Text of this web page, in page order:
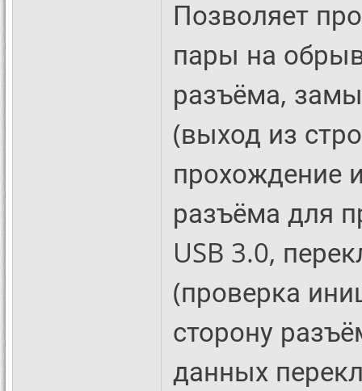
Позволяет
пары на
разъёма,
(выход из
прохождение
разъёма для
USB 3.0,
(проверка
сторону
данных